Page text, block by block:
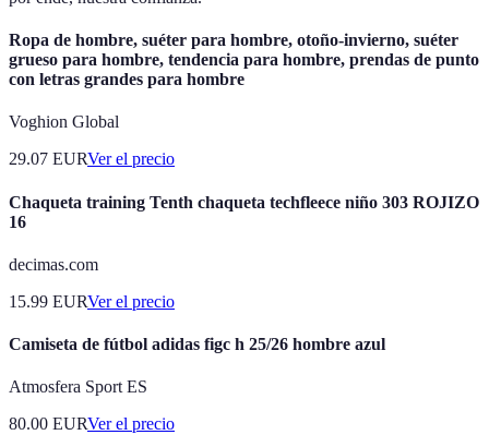
Ropa de hombre, suéter para hombre, otoño-invierno, suéter
grueso para hombre, tendencia para hombre, prendas de punto
con letras grandes para hombre
Voghion Global
29.07 EURVer el precio
Chaqueta training Tenth chaqueta techfleece niño 303 ROJIZO
16
decimas.com
15.99 EURVer el precio
Camiseta de fútbol adidas figc h 25/26 hombre azul
Atmosfera Sport ES
80.00 EURVer el precio